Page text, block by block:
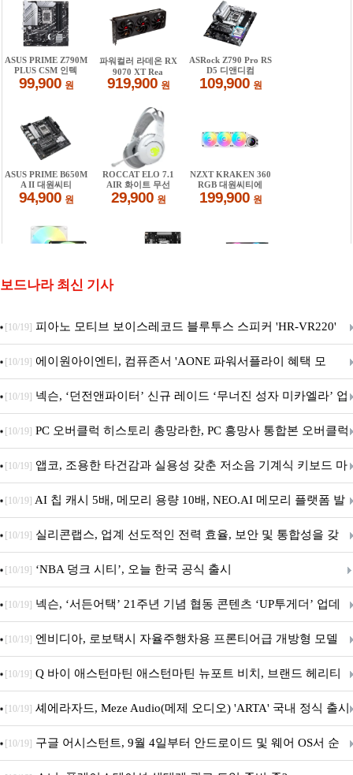
보드나라 최신 기사
[10/19] 피아노 모티브 보이스레코드 블루투스 스피커 'HR-VR220'
출시
[10/19] 에이원아이엔티, 컴퓨존서 'AONE 파워서플라이 혜택 모
음.ZIP' 이벤트 진행
[10/19] 넥슨, ‘던전앤파이터’ 신규 레이드 ‘무너진 성자 미카엘라’ 업
데이트!
[10/19] PC 오버클럭 히스토리 총망라한, PC 흥망사 통합본 오버클럭
특집(1-4편)
[10/19] 앱코, 조용한 타건감과 실용성 갖춘 저소음 기계식 키보드 마
우스 세트 'KM580' 출시
[10/19] AI 칩 캐시 5배, 메모리 용량 10배, NEO.AI 메모리 플랫폼 발
표
[10/19] 실리콘랩스, 업계 선도적인 전력 효율, 보안 및 통합성을 갖
춘 초저전력 블루투스 LE SoC ‘BG2B’ 공개
[10/19] ‘NBA 덩크 시티’, 오늘 한국 공식 출시
[10/19] 넥슨, ‘서든어택’ 21주년 기념 협동 콘텐츠 ‘UP투게더’ 업데
이트
[10/19] 엔비디아, 로보택시 자율주행차용 프론티어급 개방형 모델
‘알파마요 2 슈퍼’ 상업적 이용 가능
[10/19] Q 바이 애스턴마틴 애스턴마틴 뉴포트 비치, 브랜드 헤리티
지 담은 ‘헤리티지 에디션 컬렉션’ 공개
[10/19] 셰에라자드, Meze Audio(메제 오디오) 'ARTA' 국내 정식 출시
[10/19] 구글 어시스턴트, 9월 4일부터 안드로이드 및 웨어 OS서 순